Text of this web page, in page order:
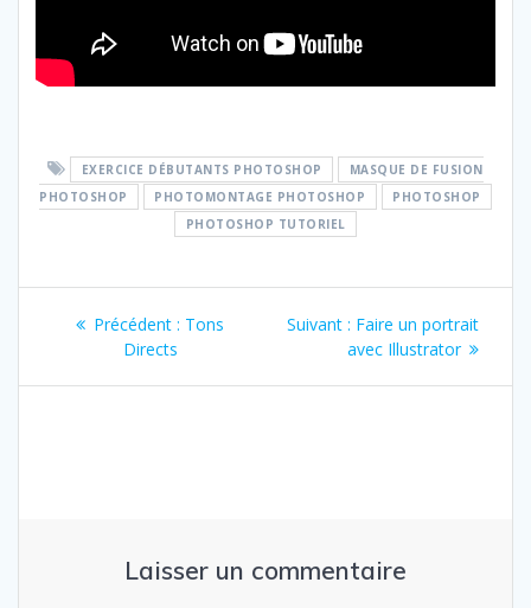
EXERCICE DÉBUTANTS PHOTOSHOP
MASQUE DE FUSION
PHOTOSHOP
PHOTOMONTAGE PHOTOSHOP
PHOTOSHOP
PHOTOSHOP TUTORIEL
Navigation
Précédent : Article
Tons
Directs
Suivant : Article
suivant
Faire un portrait
avec Illustrator
Laisser un commentaire